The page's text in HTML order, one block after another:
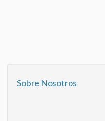
Sobre Nosotros